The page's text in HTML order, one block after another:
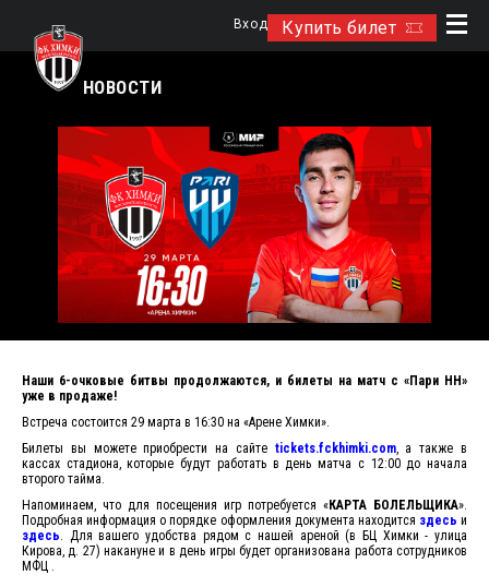
Купить билет
Вход
НОВОСТИ
Наши 6-очковые битвы продолжаются, и билеты на матч с «Пари НН»
уже в продаже!
Встреча состоится 29 марта в 16:30 на «Арене Химки».
Билеты вы можете приобрести на сайте tickets.fckhimki.com, а также в
кассах стадиона, которые будут работать в день матча с 12:00 до начала
второго тайма.
Напоминаем, что для посещения игр потребуется «КАРТА БОЛЕЛЬЩИКА».
Подробная информация о порядке оформления документа находится здесь и
здесь. Для вашего удобства рядом с нашей ареной (в БЦ Химки - улица
Кирова, д. 27) накануне и в день игры будет организована работа сотрудников
МФЦ .